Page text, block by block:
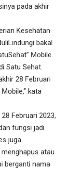
pada akhir
Kesehatan
bakal
Mobile.
Satu Sehat.
28 Februari
kata
Februari 2023,
fungsi jadi
juga
atau
berganti nama